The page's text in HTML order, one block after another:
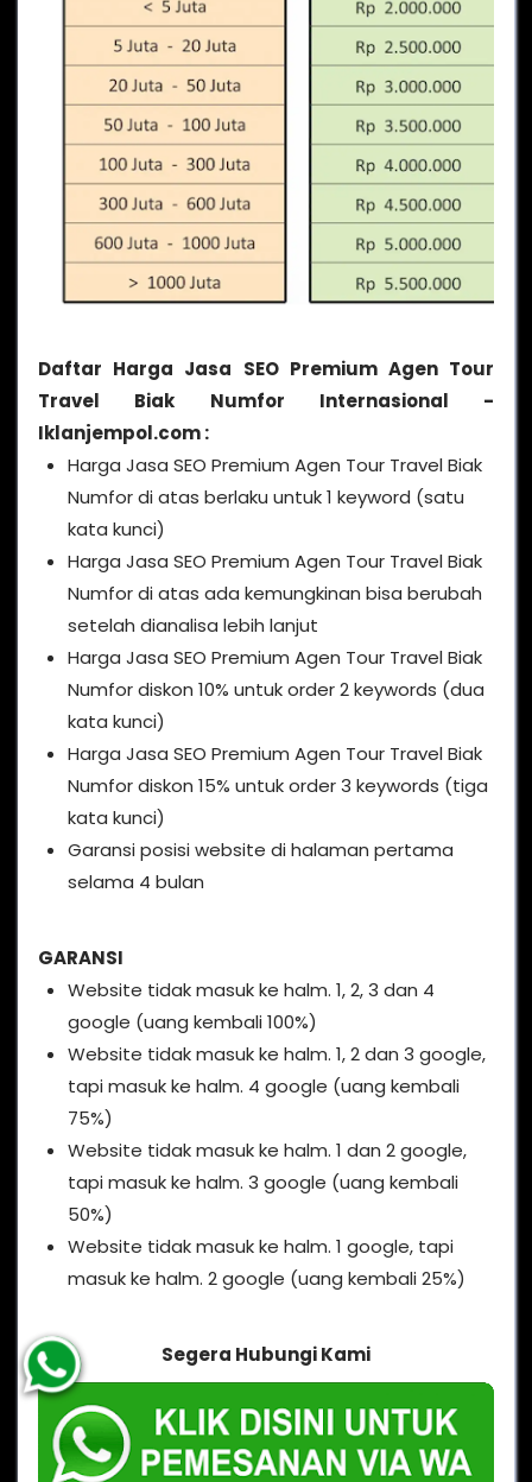
Daftar Harga Jasa SEO Premium Agen Tour
Travel Biak Numfor Internasional -
Iklanjempol.com :
Harga Jasa SEO Premium Agen Tour Travel Biak
Numfor di atas berlaku untuk 1 keyword (satu
kata kunci)
Harga Jasa SEO Premium Agen Tour Travel Biak
Numfor di atas ada kemungkinan bisa berubah
setelah dianalisa lebih lanjut
Harga Jasa SEO Premium Agen Tour Travel Biak
Numfor diskon 10% untuk order 2 keywords (dua
kata kunci)
Harga Jasa SEO Premium Agen Tour Travel Biak
Numfor diskon 15% untuk order 3 keywords (tiga
kata kunci)
Garansi posisi website di halaman pertama
selama 4 bulan
GARANSI
Website tidak masuk ke halm. 1, 2, 3 dan 4
google (uang kembali 100%)
Website tidak masuk ke halm. 1, 2 dan 3 google,
tapi masuk ke halm. 4 google (uang kembali
75%)
Website tidak masuk ke halm. 1 dan 2 google,
tapi masuk ke halm. 3 google (uang kembali
50%)
Website tidak masuk ke halm. 1 google, tapi
masuk ke halm. 2 google (uang kembali 25%)
Segera Hubungi Kami